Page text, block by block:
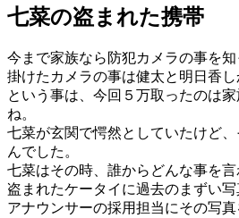
七菜の盗まれた携帯
今まで家族なら防犯カメラの事を
掛けたカメラの事は健太と明日香し
という事は、今回５万取ったのは
ね。
七菜が玄関で愕然としていたけど
んでした。
七菜はその時、誰からどんな事を言
盗まれたケータイに過去のまずい写
アナウンサーの採用担当にその写